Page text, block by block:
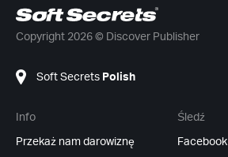
Copyright 2026 © Discover Publisher
Soft Secrets Polish
Info
Przekaż nam darowiznę
Śledź
Facebook